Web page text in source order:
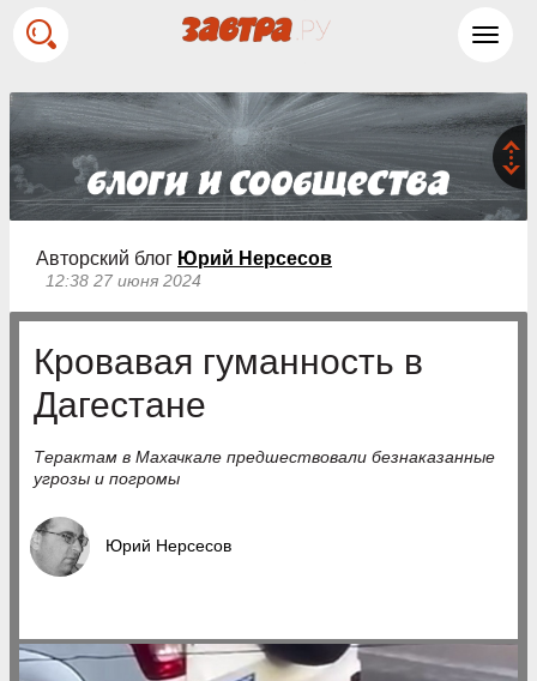
Авторский блог Юрий Нерсесов
12:38 27 июня 2024
Кровавая гуманность в
Дагестане
Терактам в Махачкале предшествовали безнаказанные
угрозы и погромы
Юрий Нерсесов